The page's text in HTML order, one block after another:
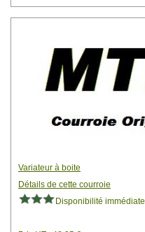
Variateur à boite
Détails de cette courroie
Disponibilité immédiate